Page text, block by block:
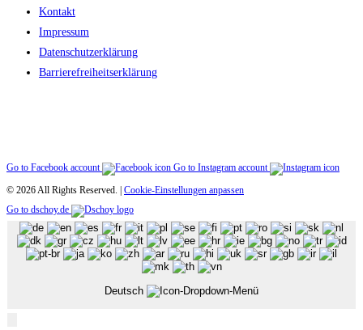
Kontakt
Impressum
Datenschutzerklärung
Barriere­freiheitserklärung
Go to Facebook account
Go to Instagram account
© 2026 All Rights Reserved. | Cookie-Einstellungen anpassen
Go to dschoy.de
Deutsch